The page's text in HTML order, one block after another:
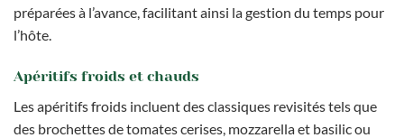
préparées à l’avance, facilitant ainsi la gestion du temps pour
l’hôte.
Apéritifs froids et chauds
Les apéritifs froids incluent des classiques revisités tels que
des brochettes de tomates cerises, mozzarella et basilic ou